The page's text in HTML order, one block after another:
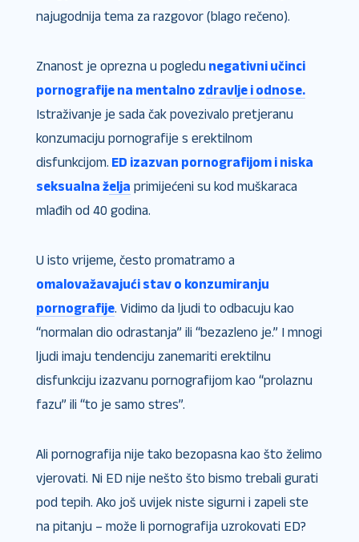
najugodnija tema za razgovor (blago rečeno).
Znanost je oprezna u pogledu negativni učinci
pornografije na mentalno zdravlje i odnose.
Istraživanje je sada čak povezivalo pretjeranu
konzumaciju pornografije s erektilnom
disfunkcijom. ED izazvan pornografijom i niska
seksualna želja primijećeni su kod muškaraca
mlađih od 40 godina.
U isto vrijeme, često promatramo a
omalovažavajući stav o konzumiranju
pornografije. Vidimo da ljudi to odbacuju kao
“normalan dio odrastanja” ili “bezazleno je.” I mnogi
ljudi imaju tendenciju zanemariti erektilnu
disfunkciju izazvanu pornografijom kao “prolaznu
fazu” ili “to je samo stres”.
Ali pornografija nije tako bezopasna kao što želimo
vjerovati. Ni ED nije nešto što bismo trebali gurati
pod tepih. Ako još uvijek niste sigurni i zapeli ste
na pitanju – može li pornografija uzrokovati ED?